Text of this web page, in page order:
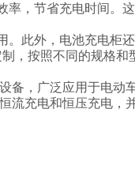
，节省充电时间。
此外，电池充电柜
，按照不同的规格
备，广泛应用于电
流充电和恒压充电，